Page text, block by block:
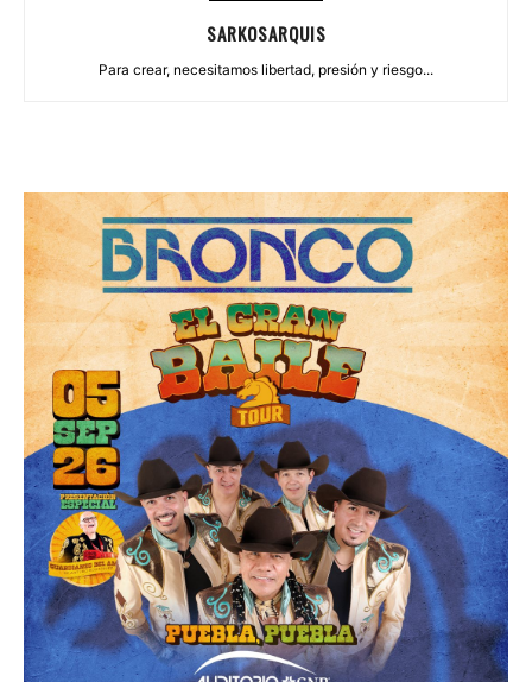
SARKOSARQUIS
Para crear, necesitamos libertad, presión y riesgo...